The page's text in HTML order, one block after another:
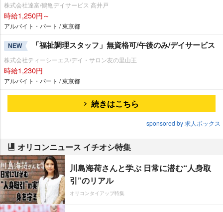
株式会社達富/鶴亀デイサービス 高井戸
時給1,250円～
アルバイト・パート / 東京都
NEW 「福祉調理スタッフ」無資格可/午後のみ/デイサービス
株式会社ティーシーエス/デイ・サロン友の里山王
時給1,230円
アルバイト・パート / 東京都
続きはこちら
sponsored by 求人ボックス
オリコンニュース イチオシ特集
川島海荷さんと学ぶ 日常に潜む“人身取
引”のリアル
オリコンタイアップ特集